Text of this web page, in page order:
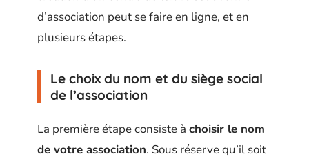
d’association peut se faire en ligne, et en
plusieurs étapes.
Le choix du nom et du siège social
de l’association
La première étape consiste à choisir le nom
de votre association. Sous réserve qu’il soit